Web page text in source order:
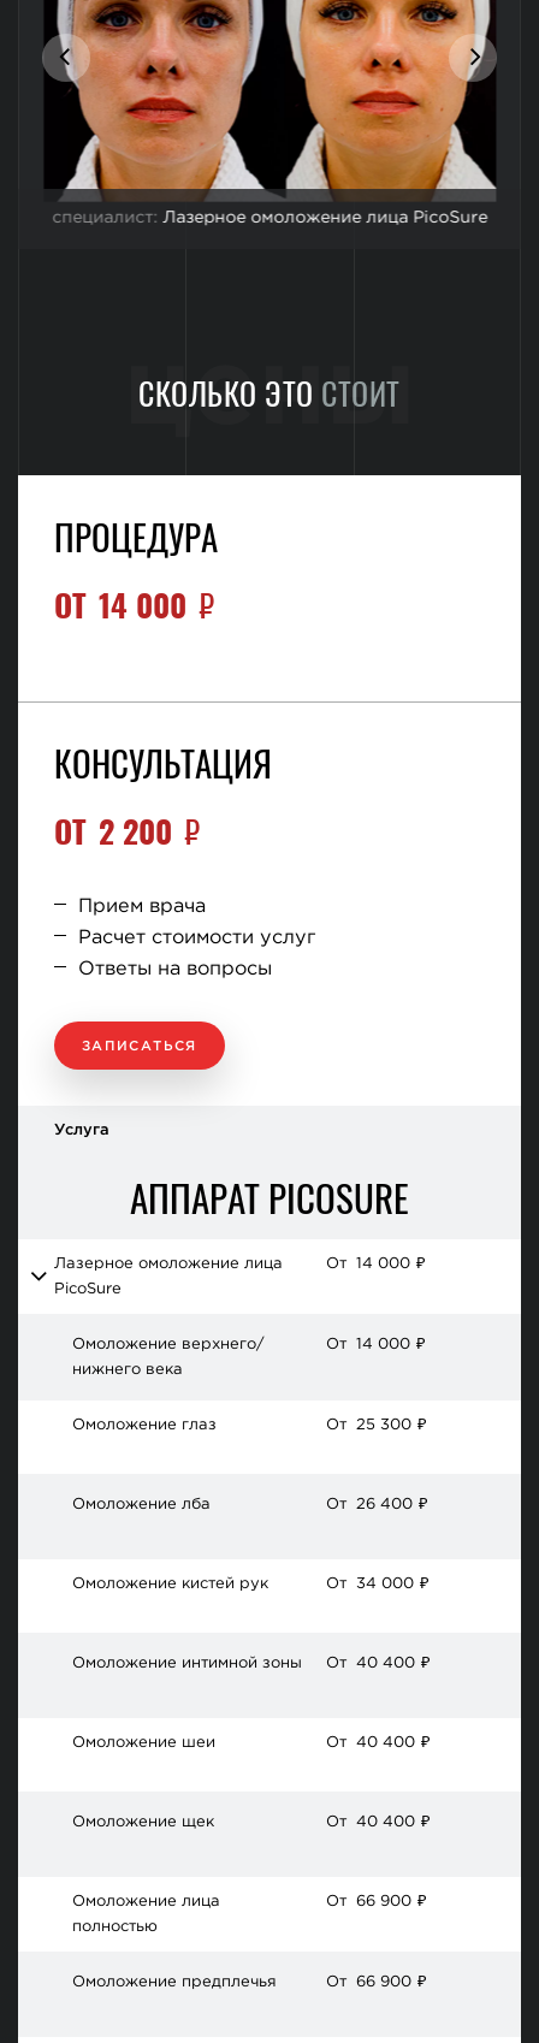
специалист: Лазерное омоложение лица PicoSure
СКОЛЬКО ЭТО СТОИТ
цены
ПРОЦЕДУРА
ОТ 14 000 ₽
КОНСУЛЬТАЦИЯ
ОТ 2 200 ₽
Прием врача
Расчет стоимости услуг
Ответы на вопросы
ЗАПИСАТЬСЯ
Услуга
АППАРАТ PICOSURE
Лазерное омоложение лица
PicoSure
От 14 000 ₽
Омоложение верхнего/
нижнего века
От 14 000 ₽
Омоложение глаз От 25 300 ₽
Омоложение лба От 26 400 ₽
Омоложение кистей рук От 34 000 ₽
Омоложение интимной зоны От 40 400 ₽
Омоложение шеи От 40 400 ₽
Омоложение щек От 40 400 ₽
Омоложение лица
полностью
От 66 900 ₽
Омоложение предплечья От 66 900 ₽